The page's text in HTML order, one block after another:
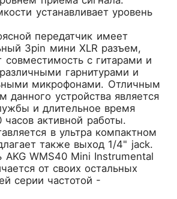
устанавливает уровень
передатчик имеет
3pin мини XLR разъем,
совместимость с гитарами и
гарнитурами и
микрофонами. Отличным
данного устройства является
и длительное время
активной работы.
в ультра компактном
также выход 1/4" jack.
WMS40 Mini Instrumental
от своих остальных
серии частотой -